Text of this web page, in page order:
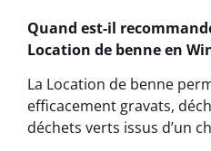
Quand est-il
Location de benne en
La Location de benne
efficacement gravats,
déchets verts issus d’un